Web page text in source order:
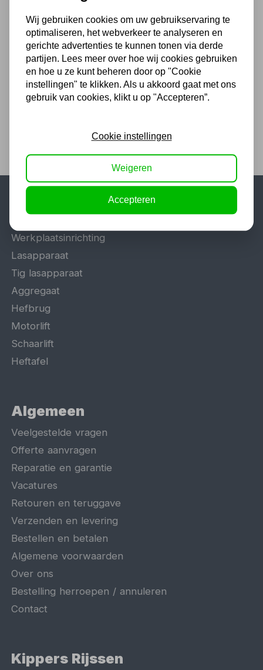
SPANBAND 2 TON 6M
7,26
6,00 excl. BTW
Populaire categorieën
Werkplaatsinrichting
Lasapparaat
Tig lasapparaat
Aggregaat
Hefbrug
Motorlift
Schaarlift
Heftafel
Algemeen
Veelgestelde vragen
Offerte aanvragen
Reparatie en garantie
Vacatures
Retouren en teruggave
Verzenden en levering
Bestellen en betalen
Algemene voorwaarden
Over ons
Bestelling herroepen / annuleren
Contact
Kippers Rijssen
Wij gebruiken cookies om uw gebruikservaring te
optimaliseren, het webverkeer te analyseren en
gerichte advertenties te kunnen tonen via derde
partijen. Lees meer over hoe wij cookies gebruiken
en hoe u ze kunt beheren door op "Cookie
instellingen" te klikken. Als u akkoord gaat met ons
gebruik van cookies, klikt u op "Accepteren”.
Cookie instellingen
Weigeren
Accepteren